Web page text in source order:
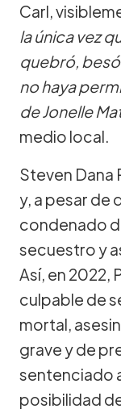
Carl,
la única vez
quebró, besó
no haya
de Jonelle
medio local.
Steven Dana
y, a pesar de
condenado
secuestro y
Así, en 2022,
culpable de
mortal,
grave y de
sentenciado
posibilidad